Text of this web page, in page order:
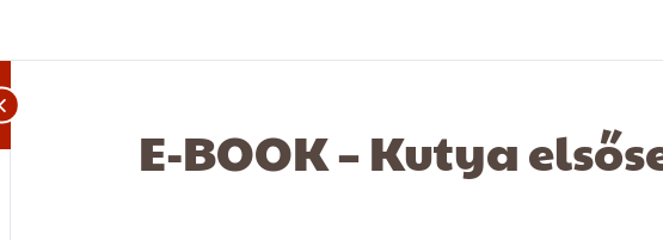
E-BOOK – Kutya